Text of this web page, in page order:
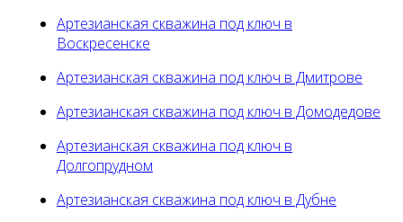
Артезианская скважина под ключ в
Воскресенске
Артезианская скважина под ключ в Дмитрове
Артезианская скважина под ключ в Домодедове
Артезианская скважина под ключ в
Долгопрудном
Артезианская скважина под ключ в Дубне